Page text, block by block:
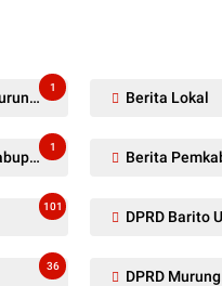
1
Berita Lokal
Utara
1
Berita Pemkab
101
DPRD Barito
36
DPRD